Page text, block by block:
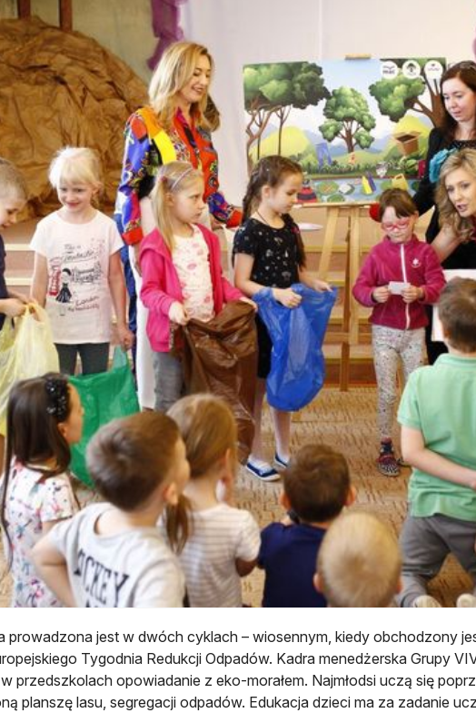
prowadzona jest w dwóch cyklach – wiosennym, kiedy obchodzony
Tygodnia Redukcji Odpadów. Kadra menedżerska Grupy
przedszkolach opowiadanie z eko-morałem. Najmłodsi uczą się
planszę lasu, segregacji odpadów. Edukacja dzieci ma za zadanie